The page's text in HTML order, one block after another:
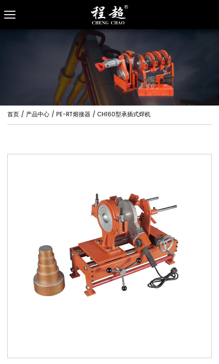
首页 / 产品中心 / PE-RT熔接器 / CH160型承插式焊机